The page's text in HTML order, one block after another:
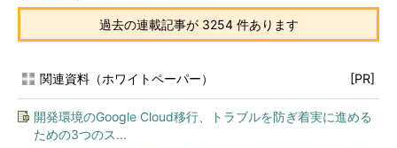
過去の連載記事が 3254 件あります
関連資料（ホワイトペーパー） [PR]
開発環境のGoogle Cloud移行、トラブルを防ぎ着実に進める
ための3つのス...